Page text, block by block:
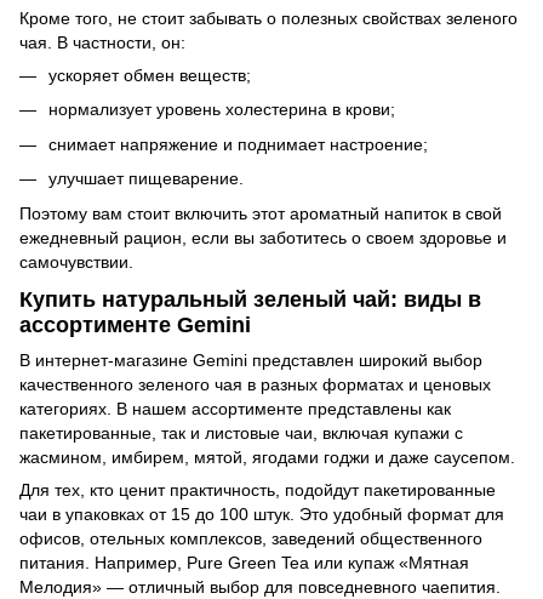
Кроме того, не стоит забывать о полезных свойствах зеленого
чая. В частности, он:
ускоряет обмен веществ;
нормализует уровень холестерина в крови;
снимает напряжение и поднимает настроение;
улучшает пищеварение.
Поэтому вам стоит включить этот ароматный напиток в свой
ежедневный рацион, если вы заботитесь о своем здоровье и
самочувствии.
Купить натуральный зеленый чай: виды в
ассортименте Gemini
В интернет-магазине Gemini представлен широкий выбор
качественного зеленого чая в разных форматах и ценовых
категориях. В нашем ассортименте представлены как
пакетированные, так и листовые чаи, включая купажи с
жасмином, имбирем, мятой, ягодами годжи и даже саусепом.
Для тех, кто ценит практичность, подойдут пакетированные
чаи в упаковках от 15 до 100 штук. Это удобный формат для
офисов, отельных комплексов, заведений общественного
питания. Например, Pure Green Tea или купаж «Мятная
Мелодия» — отличный выбор для повседневного чаепития.